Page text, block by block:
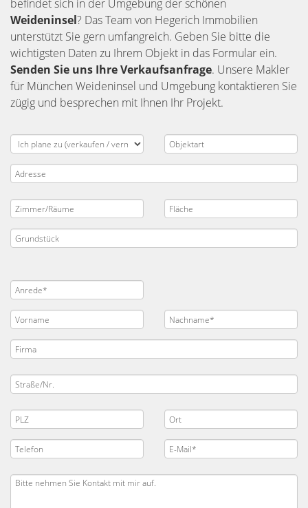
befindet sich in der Umgebung der schönen
Weideninsel? Das Team von Hegerich Immobilien
unterstützt Sie gern umfangreich. Geben Sie bitte die
wichtigsten Daten zu Ihrem Objekt in das Formular ein.
Senden Sie uns Ihre Verkaufsanfrage. Unsere Makler
für München Weideninsel und Umgebung kontaktieren Sie
zügig und besprechen mit Ihnen Ihr Projekt.